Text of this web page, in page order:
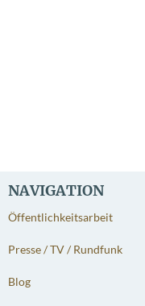
NAVIGATION
Öffentlichkeitsarbeit
Presse / TV / Rundfunk
Blog